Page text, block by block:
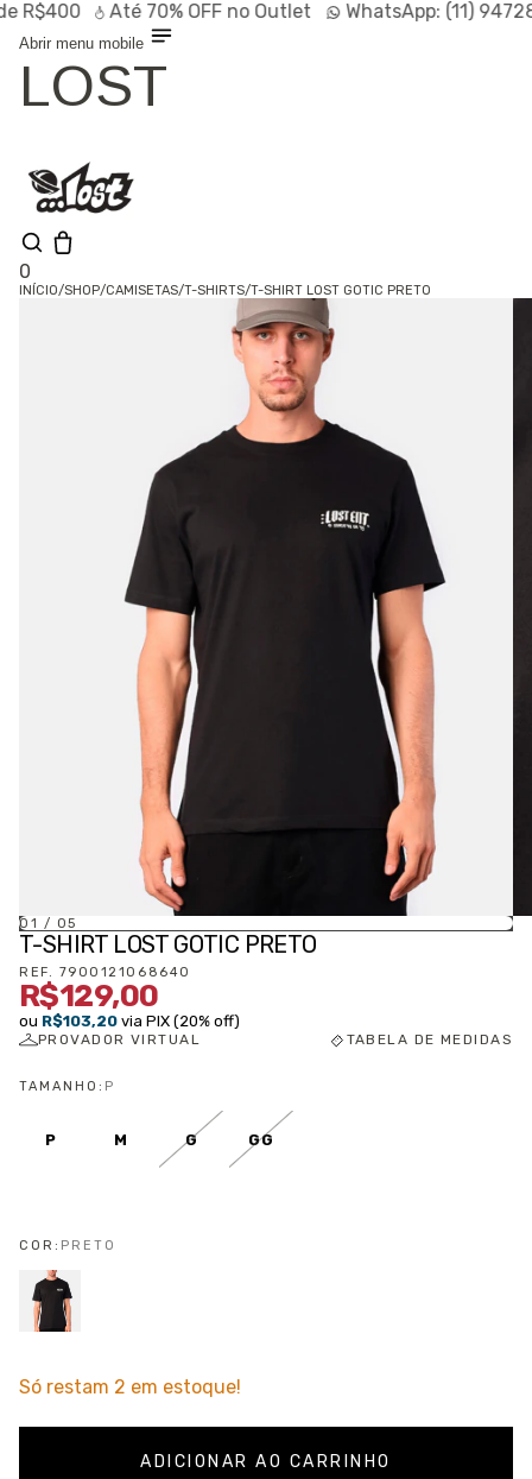
R$400 Até70% OFFno Outlet WhatsApp:(11)
Abrir menu mobile
LOST
0
SALE
INÍCIO/SHOP/CAMISETAS/T-SHIRTS/T-SHIRT LOST GOTIC PRETO
01 / 05
T-SHIRT LOST GOTIC PRETO
REF. 7900121068640
R$129,00
ou R$103,20 via PIX (20% off)
PROVADOR VIRTUAL TABELA DE MEDIDAS
TAMANHO: P
P M G GG
COR: PRETO
Só restam 2 em estoque!